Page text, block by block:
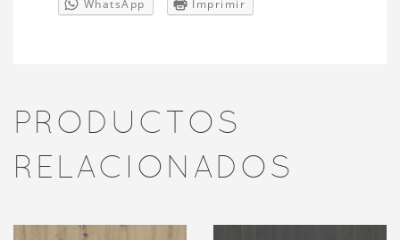
WhatsApp Imprimir
PRODUCTOS
RELACIONADOS